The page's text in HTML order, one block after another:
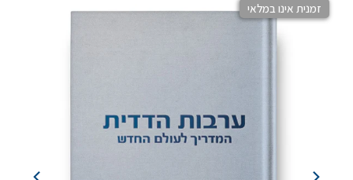
זמנית אינו במלאי